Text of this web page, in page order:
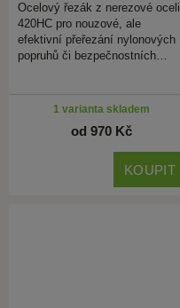
Ocelový řezák z nerezové oceli
420HC pro nouzové, ale
efektivní přeřezání nylonových
popruhů či bezpečnostních…
1 varianta skladem
od 970 Kč
KOUPIT